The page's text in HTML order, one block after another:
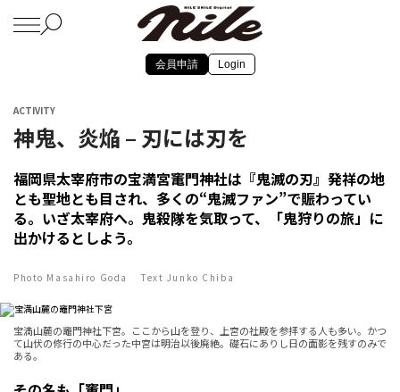
会員申請 Login
ACTIVITY
神鬼、炎焔 – 刃には刃を
福岡県太宰府市の宝満宮竃門神社は『鬼滅の刃』発祥の地
とも聖地とも目され、多くの“鬼滅ファン”で賑わってい
る。いざ太宰府へ。鬼殺隊を気取って、「鬼狩りの旅」に
出かけるとしよう。
Photo Masahiro Goda Text Junko Chiba
宝満山麓の竈門神社下宮。ここから山を登り、上宮の社殿を参拝する人も多い。かつ
て山伏の修行の中心だった中宮は明治以後廃絶。礎石にありし日の面影を残すのみで
ある。